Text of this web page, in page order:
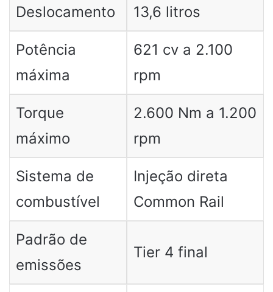
Deslocamento 13,6 litros
Potência
máxima
621 cv a 2.100
rpm
Torque
máximo
2.600 Nm a 1.200
rpm
Sistema de
combustível
Injeção direta
Common Rail
Padrão de
emissões
Tier 4 final